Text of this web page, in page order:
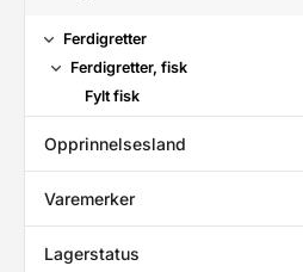
Ferdigretter
Ferdigretter, fisk
Fylt fisk
Opprinnelsesland
Varemerker
Lagerstatus